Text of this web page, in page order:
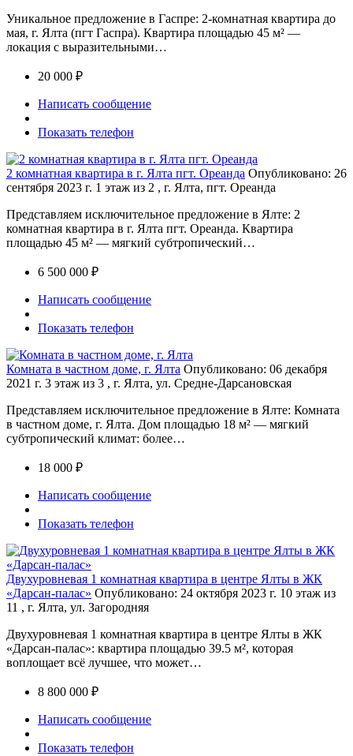
Уникальное предложение в Гаспре: 2-комнатная квартира до
мая, г. Ялта (пгт Гаспра). Квартира площадью 45 м² —
локация с выразительными…
20 000 ₽
Написать сообщение
Показать телефон
2 комнатная квартира в г. Ялта пгт. Ореанда Опубликовано: 26
сентября 2023 г. 1 этаж из 2 , г. Ялта, пгт. Ореанда
Представляем исключительное предложение в Ялте: 2
комнатная квартира в г. Ялта пгт. Ореанда. Квартира
площадью 45 м² — мягкий субтропический…
6 500 000 ₽
Написать сообщение
Показать телефон
Комната в частном доме, г. Ялта Опубликовано: 06 декабря
2021 г. 3 этаж из 3 , г. Ялта, ул. Средне-Дарсановская
Представляем исключительное предложение в Ялте: Комната
в частном доме, г. Ялта. Дом площадью 18 м² — мягкий
субтропический климат: более…
18 000 ₽
Написать сообщение
Показать телефон
Двухуровневая 1 комнатная квартира в центре Ялты в ЖК
«Дарсан-палас» Опубликовано: 24 октября 2023 г. 10 этаж из
11 , г. Ялта, ул. Загородняя
Двухуровневая 1 комнатная квартира в центре Ялты в ЖК
«Дарсан-палас»: квартира площадью 39.5 м², которая
воплощает всё лучшее, что может…
8 800 000 ₽
Написать сообщение
Показать телефон